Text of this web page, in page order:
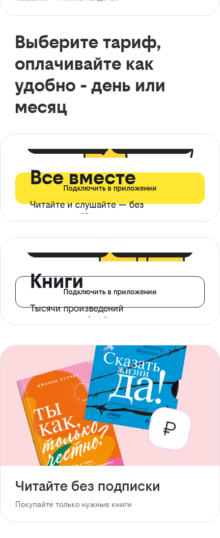
Выберите тариф,
оплачивайте как
удобно - день или
месяц
Все вместе
Читайте и слушайте — без
ограничений*
Подключить в приложении
Книги
Тысячи произведений
с доступом офлайн
Подключить в приложении
Читайте без подписки
Покупайте только нужные книги